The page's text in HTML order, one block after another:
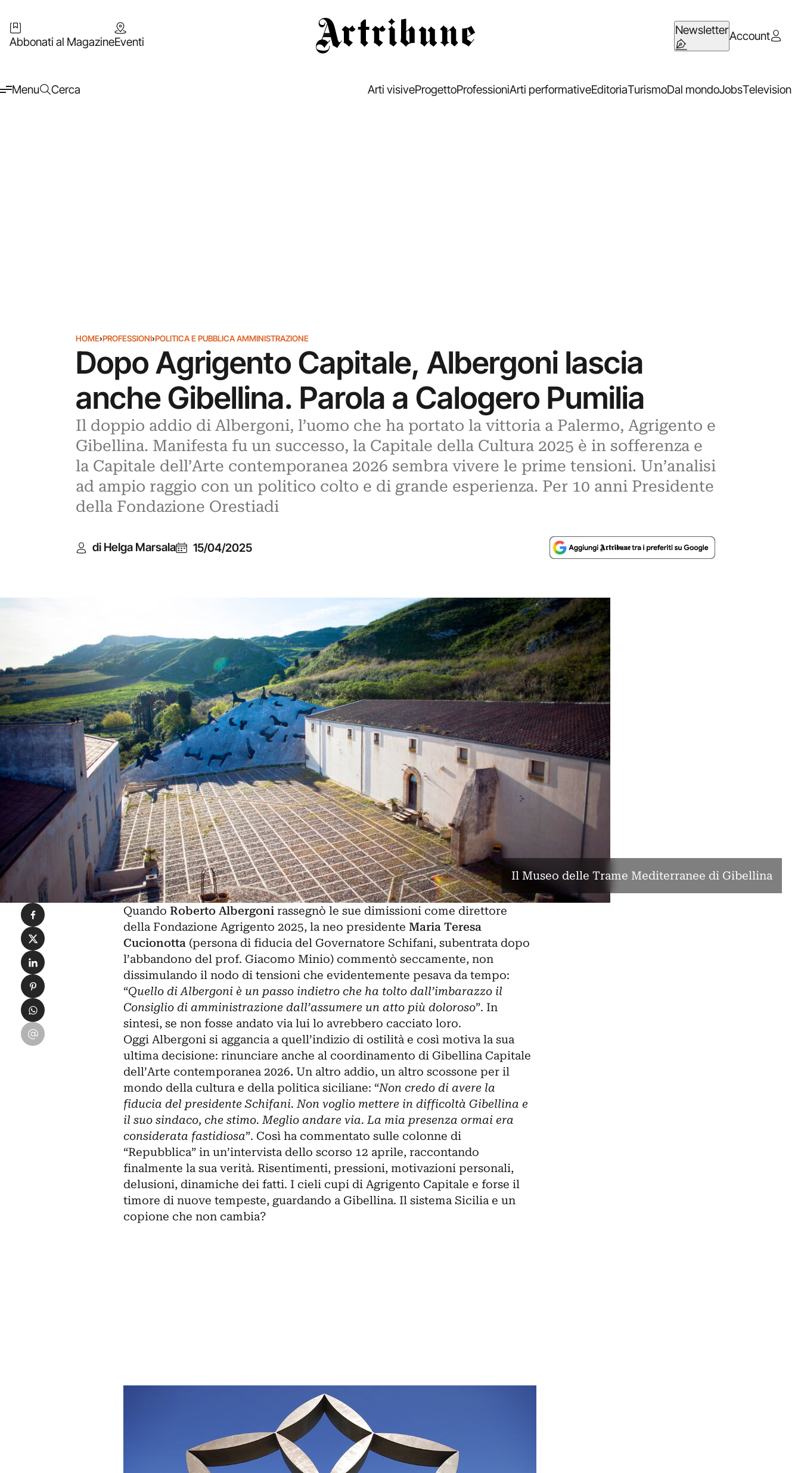
Abbonati al MagazineEventi
NewsletterAccount
Menu Cerca Arti visiveProgettoProfessioniArti performativeEditoriaTurismoDal mondoJobsTelevision
HOME›PROFESSIONI›POLITICA E PUBBLICA AMMINISTRAZIONE
Dopo Agrigento Capitale, Albergoni lascia
anche Gibellina. Parola a Calogero Pumilia
Il doppio addio di Albergoni, l’uomo che ha portato la vittoria a Palermo, Agrigento e
Gibellina. Manifesta fu un successo, la Capitale della Cultura 2025 è in sofferenza e
la Capitale dell’Arte contemporanea 2026 sembra vivere le prime tensioni. Un’analisi
ad ampio raggio con un politico colto e di grande esperienza. Per 10 anni Presidente
della Fondazione Orestiadi
di Helga Marsala 15/04/2025
Il Museo delle Trame Mediterranee di Gibellina
Quando Roberto Albergonirassegnò le sue dimissioni come direttore
della Fondazione Agrigento 2025, la neo presidente Maria Teresa
Cucionotta(persona di fiducia del Governatore Schifani, subentrata dopo
l’abbandono del prof. Giacomo Minio) commentò seccamente, non
dissimulando il nodo di tensioni che evidentemente pesava da tempo:
“Quello di Albergoni è un passo indietro che ha tolto dall’imbarazzo il
Consiglio di amministrazione dall’assumere un atto più doloroso”. In
sintesi, se non fosse andato via lui lo avrebbero cacciato loro.
Oggi Albergoni si aggancia a quell’indizio di ostilità e così motiva la sua
ultima decisione: rinunciare anche al coordinamento di Gibellina Capitale
dell’Arte contemporanea 2026.Un altro addio, un altro scossone per il
mondo della cultura e della politica siciliane: “Non credo di avere la
fiducia del presidente Schifani. Non voglio mettere in difficoltà Gibellina e
il suo sindaco, che stimo. Meglio andare via. La mia presenza ormai era
considerata fastidiosa”. Così ha commentato sulle colonne di
“Repubblica” in un’intervista dello scorso 12 aprile, raccontando
finalmente la sua verità. Risentimenti, pressioni, motivazioni personali,
delusioni, dinamiche dei fatti. I cieli cupi di Agrigento Capitale e forse il
timore di nuove tempeste, guardando a Gibellina. Il sistema Sicilia e un
copione che non cambia?
Condividi su Facebook
Condividi su X
Condividi su LinkedIn
Condividi su Pinterest
Condividi su WhatsApp
Condividi su Email